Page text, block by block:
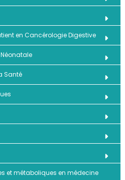
en Cancérologie Digestive
Santé
et métaboliques en médecine